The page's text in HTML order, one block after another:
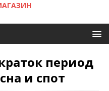
период
и спот